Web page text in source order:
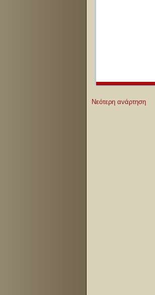
Νεότερη ανάρτηση